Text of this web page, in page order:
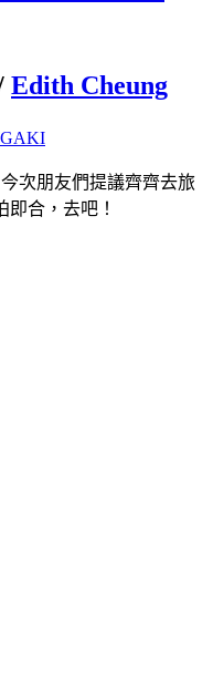
Edith Cheung
次朋友們提議齊齊去旅
合，去吧！